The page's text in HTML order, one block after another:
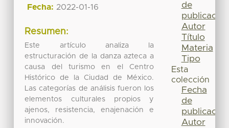
Fecha: 2022-01-16
Resumen:
Este artículo analiza la
estructuración de la danza azteca a
causa del turismo en el Centro
Histórico de la Ciudad de México.
Las categorías de análisis fueron los
elementos culturales propios y
ajenos, resistencia, enajenación e
innovación.
de
publicación
Autor
Título
Materia
Tipo
Esta
colección
Fecha
de
publicación
Autor